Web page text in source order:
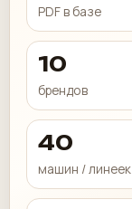
PDF в базе
10
брендов
40
машин / линеек